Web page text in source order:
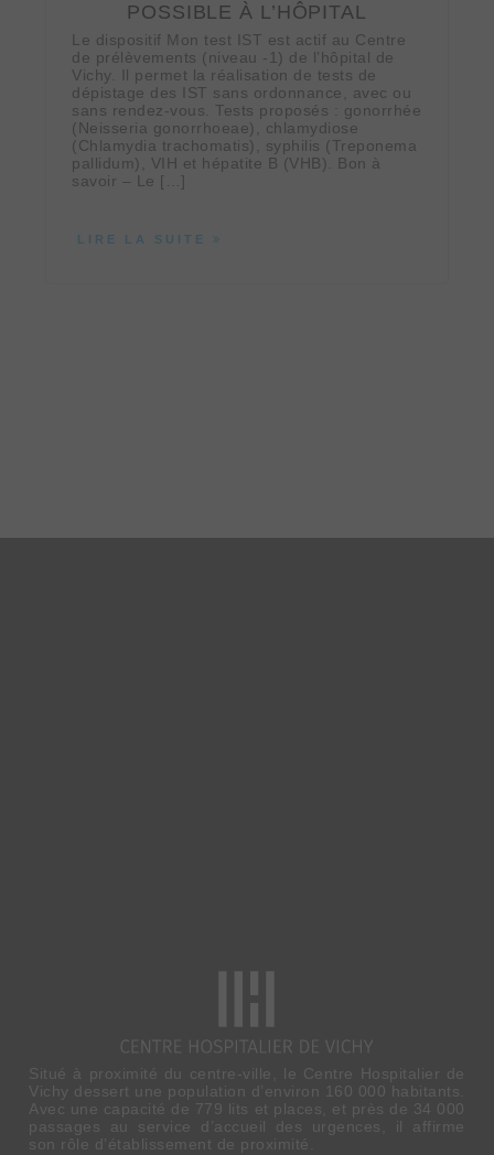
POSSIBLE À L’HÔPITAL
Le dispositif Mon test IST est actif au Centre
de prélèvements (niveau -1) de l’hôpital de
Vichy. Il permet la réalisation de tests de
dépistage des IST sans ordonnance, avec ou
sans rendez‑vous. Tests proposés : gonorrhée
(Neisseria gonorrhoeae), chlamydiose
(Chlamydia trachomatis), syphilis (Treponema
pallidum), VIH et hépatite B (VHB). Bon à
savoir – Le […]
LIRE LA SUITE
Situé à proximité du centre-ville, le Centre Hospitalier de
Vichy dessert une population d’environ 160 000 habitants.
Avec une capacité de 779 lits et places, et près de 34 000
passages au service d’accueil des urgences, il affirme
son rôle d’établissement de proximité.